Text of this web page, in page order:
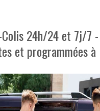
Colis 24h/24 et 7j/7
et programmées